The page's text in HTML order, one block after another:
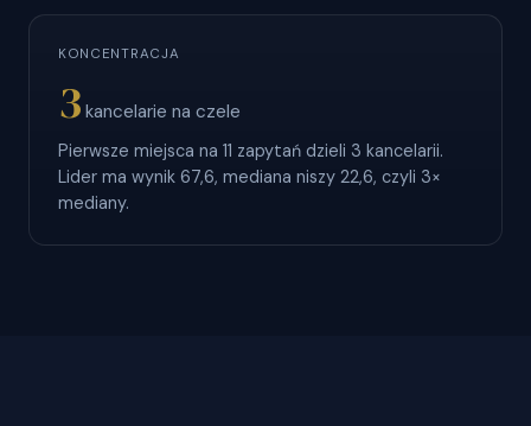
KONCENTRACJA
3 kancelarie na czele
Pierwsze miejsca na 11 zapytań dzieli 3 kancelarii.
Lider ma wynik 67,6, mediana niszy 22,6, czyli 3×
mediany.